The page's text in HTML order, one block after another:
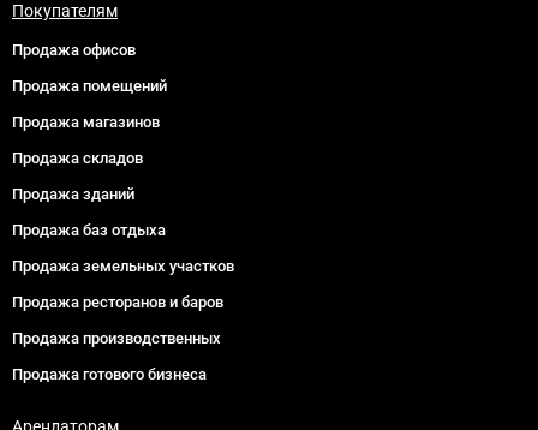
Покупателям
Продажа офисов
Продажа помещений
Продажа магазинов
Продажа складов
Продажа зданий
Продажа баз отдыха
Продажа земельных участков
Продажа ресторанов и баров
Продажа производственных
Продажа готового бизнеса